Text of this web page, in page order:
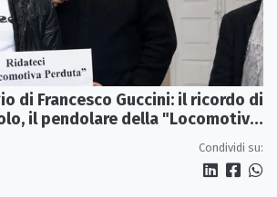
di Francesco Guccini: il ricordo di
il pendolare della "Locomotiva
Condividi su: